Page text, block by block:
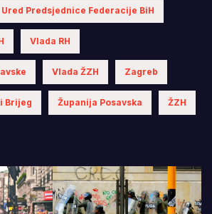
Ured Predsjednice Federacije BiH
Vlada RH
Vlada ŽZH Zagreb
Brijeg Županija Posavska ŽZH